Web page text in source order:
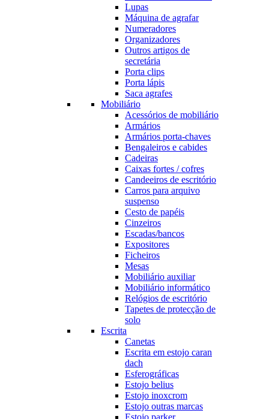
Lupas
Máquina de agrafar
Numeradores
Organizadores
Outros artigos de
secretária
Porta clips
Porta lápis
Saca agrafes
Mobiliário
Acessórios de mobiliário
Armários
Armários porta-chaves
Bengaleiros e cabides
Cadeiras
Caixas fortes / cofres
Candeeiros de escritório
Carros para arquivo
suspenso
Cesto de papéis
Cinzeiros
Escadas/bancos
Expositores
Ficheiros
Mesas
Mobiliário auxiliar
Mobiliário informático
Relógios de escritório
Tapetes de protecção de
solo
Escrita
Canetas
Escrita em estojo caran
dach
Esferográficas
Estojo belius
Estojo inoxcrom
Estojo outras marcas
Estojo parker